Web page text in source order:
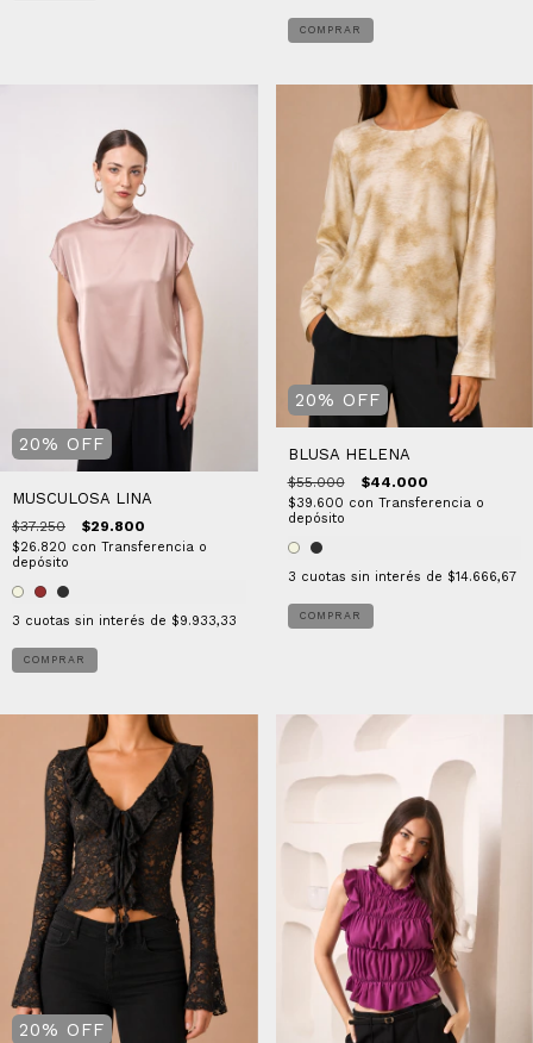
COMPRAR
20% OFF
MUSCULOSA LINA
$37.250 $29.800
$26.820 con Transferencia o
depósito
3 cuotas sin interés de $9.933,33
COMPRAR
20% OFF
BLUSA HELENA
$55.000 $44.000
$39.600 con Transferencia o
depósito
3 cuotas sin interés de $14.666,67
COMPRAR
20% OFF